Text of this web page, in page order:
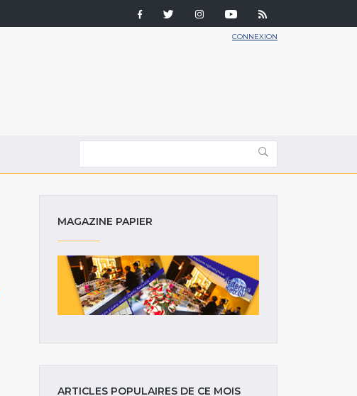
CONNEXION
MAGAZINE PAPIER
ARTICLES POPULAIRES DE CE MOIS